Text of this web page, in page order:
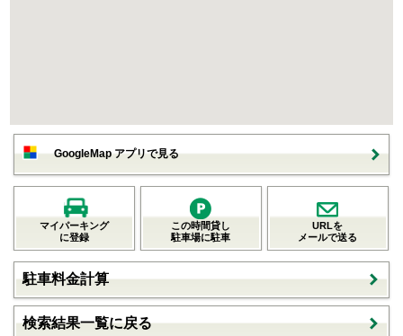
GoogleMap アプリで見る
マイパーキング
に登録
この時間貸し
駐車場に駐車
URLを
メールで送る
駐車料金計算
検索結果一覧に戻る